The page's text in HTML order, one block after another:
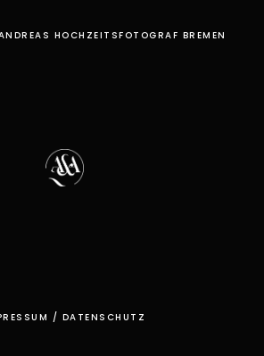
HOCHZEITSFOTOGRAF BREMEN
/ DATENSCHUTZ